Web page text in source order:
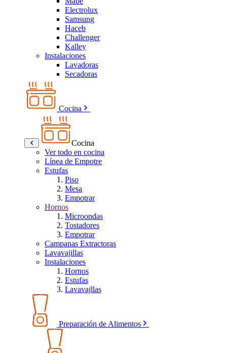
Electrolux
Samsung
Haceb
Challenger
Kalley
Instalaciones
Lavadoras
Secadoras
Cocina
Cocina
Ver todo en cocina
Línea de Empotre
Estufas
Piso
Mesa
Empotrar
Hornos
Microondas
Tostadores
Empotrar
Campanas Extractoras
Lavavajillas
Instalaciones
Hornos
Estufas
Lavavajllas
Preparación de Alimentos